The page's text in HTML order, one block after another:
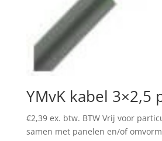
YMvK kabel 3×2,5
€2,39 ex. btw. BTW Vrij voor
samen met panelen en/of